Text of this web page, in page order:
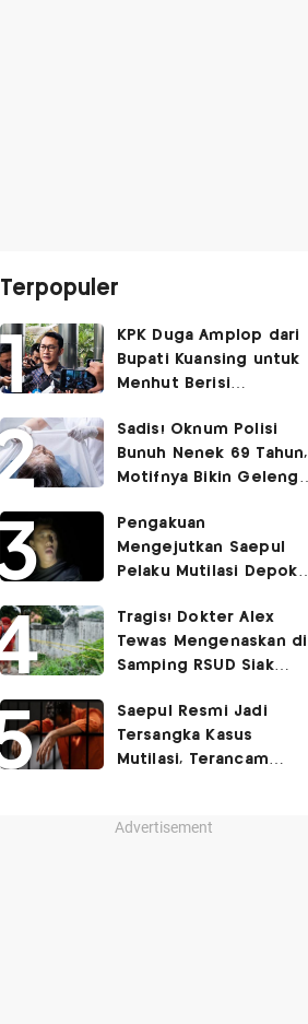
Terpopuler
KPK Duga Amplop dari
Bupati Kuansing untuk
Menhut Berisi
Pengembaliannya
Belum Utuh
Sadis! Oknum Polisi
Bunuh Nenek 69 Tahun,
Motifnya Bikin Geleng
Pengakuan
Mengejutkan Saepul
Pelaku Mutilasi Depok:
Korban di Kontrakan
Tragis! Dokter Alex
Tewas Mengenaskan di
Samping RSUD Siak
Rocuronium
Saepul Resmi Jadi
Tersangka Kasus
Mutilasi, Terancam
Advertisement